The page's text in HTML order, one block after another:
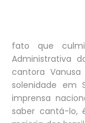
fato que
Administrativa
cantora
solenidade em
imprensa
saber cantá-lo,